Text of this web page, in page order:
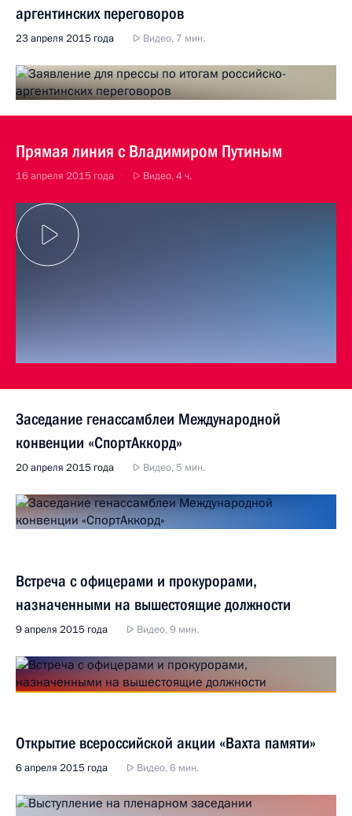
аргентинских переговоров
23 апреля 2015 года Видео, 7 мин.
Прямая линия с Владимиром Путиным
16 апреля 2015 года Видео, 4 ч.
Заседание генассамблеи Международной
конвенции «СпортАккорд»
20 апреля 2015 года Видео, 5 мин.
Встреча с офицерами и прокурорами,
назначенными на вышестоящие должности
9 апреля 2015 года Видео, 9 мин.
Открытие всероссийской акции «Вахта памяти»
6 апреля 2015 года Видео, 6 мин.